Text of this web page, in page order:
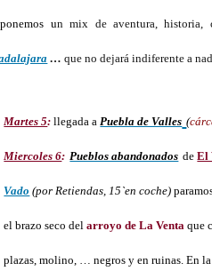
un mix de aventura, historia,
…que no dejará indiferente a
Martes 5:llegada aPuebla de Valles (
Miercoles 6: Pueblos abandonados deEl
Vado (por Retiendas, 15`en coche)
el brazo seco delarroyo de La Ventaque
plazas, molino, … negros y en ruinas. En